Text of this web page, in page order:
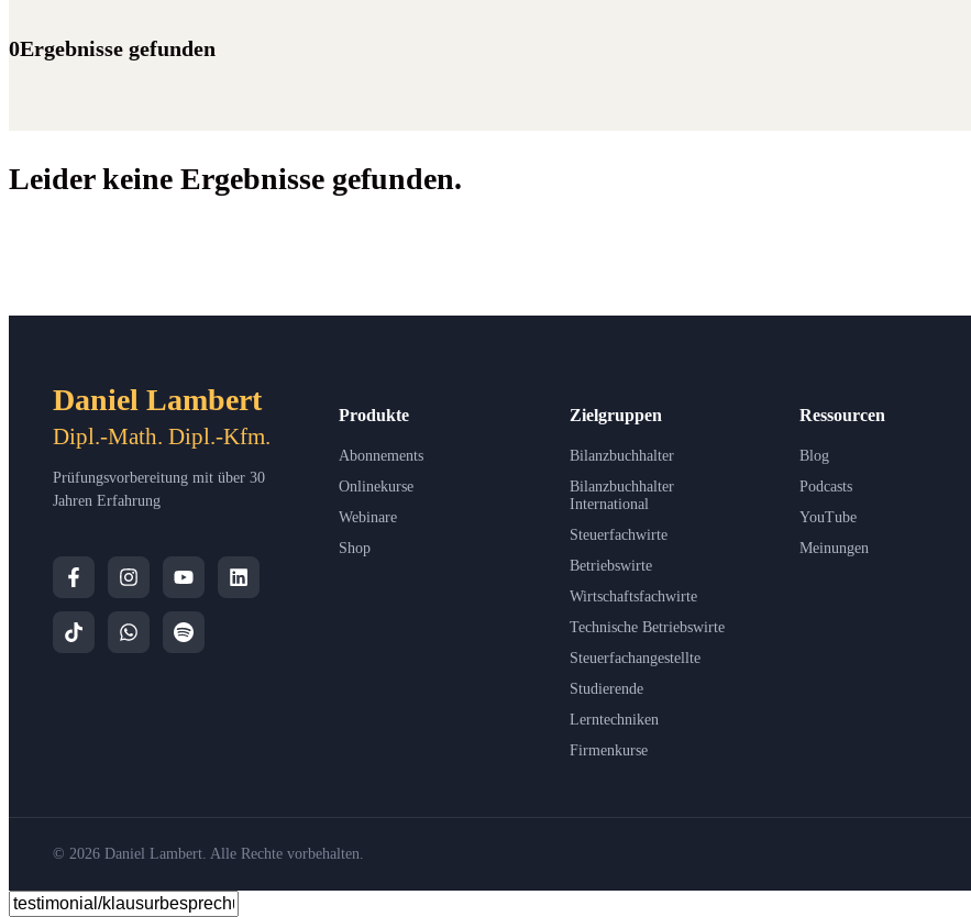
0Ergebnisse gefunden
Leider keine Ergebnisse gefunden.
Daniel Lambert
Dipl.-Math. Dipl.-Kfm.
Prüfungsvorbereitung mit über 30
Jahren Erfahrung
Produkte
Abonnements
Onlinekurse
Webinare
Shop
Zielgruppen
Bilanzbuchhalter
Bilanzbuchhalter
International
Steuerfachwirte
Betriebswirte
Wirtschaftsfachwirte
Technische Betriebswirte
Steuerfachangestellte
Studierende
Lerntechniken
Firmenkurse
Ressourcen
Blog
Podcasts
YouTube
Meinungen
© 2026 Daniel Lambert. Alle Rechte vorbehalten.